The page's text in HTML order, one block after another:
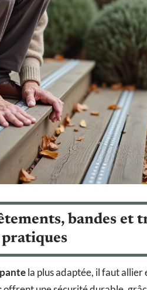
bandes et
la plus adaptée, il faut